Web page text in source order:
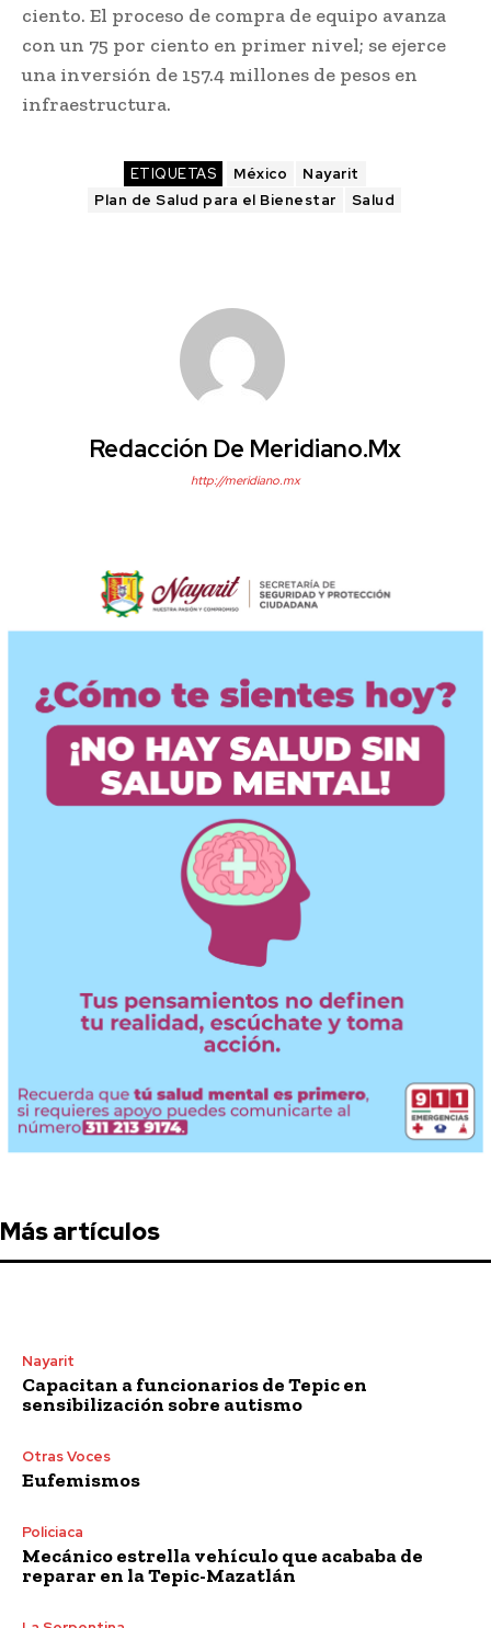
ciento. El proceso de compra de equipo avanza
con un 75 por ciento en primer nivel; se ejerce
una inversión de 157.4 millones de pesos en
infraestructura.
ETIQUETAS México
Nayarit
Plan de Salud para el Bienestar
Salud
Redacción De Meridiano.mx
http://meridiano.mx
Más artículos
Nayarit
Capacitan a funcionarios de Tepic en
sensibilización sobre autismo
Otras Voces
Eufemismos
Policiaca
Mecánico estrella vehículo que acababa de
reparar en la Tepic-Mazatlán